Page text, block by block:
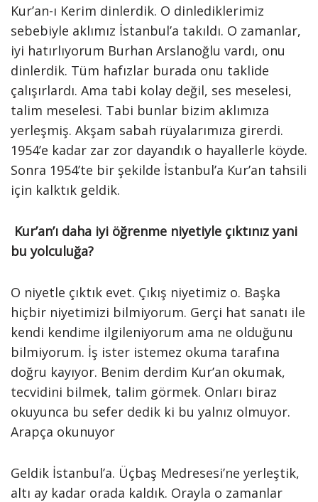
Kur’an-ı Kerim dinlerdik. O dinlediklerimiz
sebebiyle aklımız İstanbul’a takıldı. O zamanlar,
iyi hatırlıyorum Burhan Arslanoğlu vardı, onu
dinlerdik. Tüm hafızlar burada onu taklide
çalışırlardı. Ama tabi kolay değil, ses meselesi,
talim meselesi. Tabi bunlar bizim aklımıza
yerleşmiş. Akşam sabah rüyalarımıza girerdi.
1954’e kadar zar zor dayandık o hayallerle köyde.
Sonra 1954’te bir şekilde İstanbul’a Kur’an tahsili
için kalktık geldik.
Kur’an’ı daha iyi öğrenme niyetiyle çıktınız yani
bu yolculuğa?
O niyetle çıktık evet. Çıkış niyetimiz o. Başka
hiçbir niyetimizi bilmiyorum. Gerçi hat sanatı ile
kendi kendime ilgileniyorum ama ne olduğunu
bilmiyorum. İş ister istemez okuma tarafına
doğru kayıyor. Benim derdim Kur’an okumak,
tecvidini bilmek, talim görmek. Onları biraz
okuyunca bu sefer dedik ki bu yalnız olmuyor.
Arapça okunuyor
Geldik İstanbul’a. Üçbaş Medresesi’ne yerleştik,
altı ay kadar orada kaldık. Orayla o zamanlar